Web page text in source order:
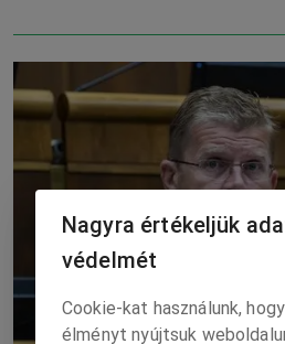
Nagyra értékeljük
védelmét
Cookie-kat használunk,
élményt nyújtsuk